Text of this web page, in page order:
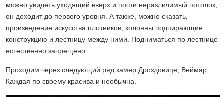
можно увидеть уходящий вверх и почти неразличимый потолок,
он доходит до первого уровня. А также, можно сказать,
произведение искусства плотников, колонны подпирающие
конструкцию и лестницу между ними. Подниматься по лестнице
естественно запрещено.
Проходим через следующий ряд камер Дроздовице, Веймар.
Каждая по своему красива и необычна.